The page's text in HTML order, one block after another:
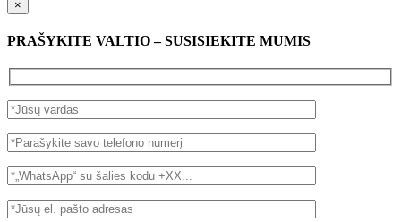
×
PRAŠYKITE VALTIO – SUSISIEKITE MUMIS